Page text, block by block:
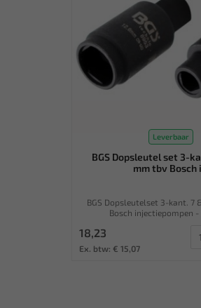
Leverbaar
BGS Dopsleutel set 3-
mm tbv Bosch
BGS Dopsleutelset 3-kant. 7
Bosch injectiepompen -
18,23
Ex. btw: € 15,07